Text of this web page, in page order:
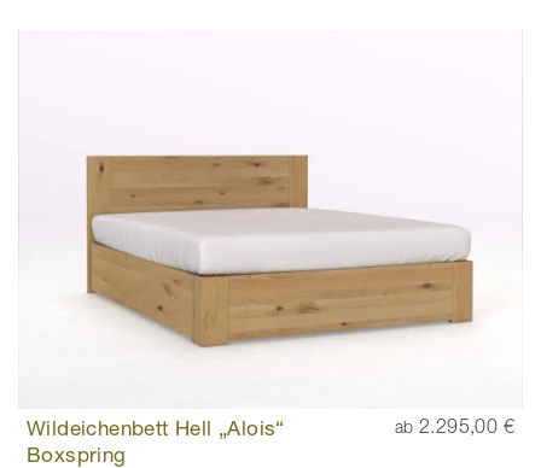
Wildeichenbett Hell „Alois“
Boxspring
ab 2.295,00 €